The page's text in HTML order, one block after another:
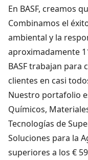
En BASF, creamos
Combinamos el
ambiental y la
aproximadamente
BASF trabajan
clientes en casi
Nuestro portafolio
Químicos,
Tecnologías de
Soluciones para la
superiores a los €